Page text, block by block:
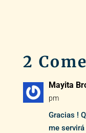
2
Mayita
pm
Gracias !
me